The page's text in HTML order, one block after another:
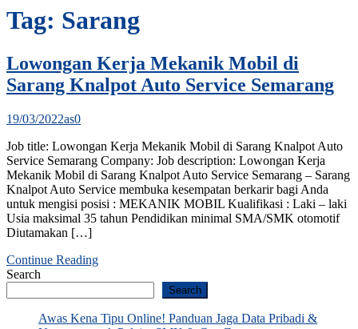
Tag: Sarang
Lowongan Kerja Mekanik Mobil di
Sarang Knalpot Auto Service Semarang
19/03/2022as0
Job title: Lowongan Kerja Mekanik Mobil di Sarang Knalpot Auto
Service Semarang Company: Job description: Lowongan Kerja
Mekanik Mobil di Sarang Knalpot Auto Service Semarang – Sarang
Knalpot Auto Service membuka kesempatan berkarir bagi Anda
untuk mengisi posisi : MEKANIK MOBIL Kualifikasi : Laki – laki
Usia maksimal 35 tahun Pendidikan minimal SMA/SMK otomotif
Diutamakan […]
Continue Reading
Search
Search
Awas Kena Tipu Online! Panduan Jaga Data Pribadi &